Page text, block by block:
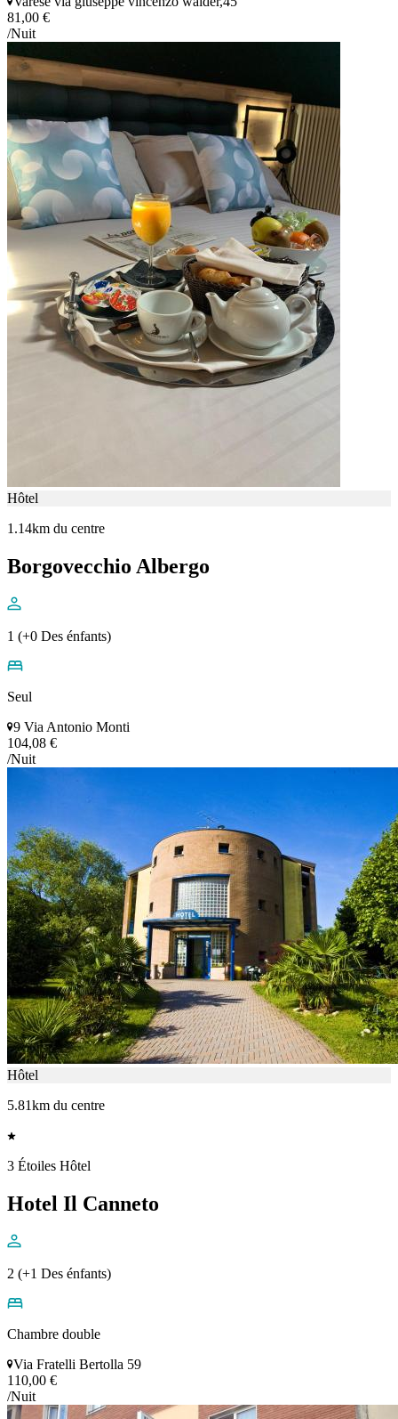
81,00 €
/Nuit
Hôtel
1.14km du centre
Borgovecchio Albergo
1 (+0 Des énfants)
Seul
9 Via Antonio Monti
104,08 €
/Nuit
Hôtel
5.81km du centre
3 Étoiles Hôtel
Hotel Il Canneto
2 (+1 Des énfants)
Chambre double
Via Fratelli Bertolla 59
110,00 €
/Nuit